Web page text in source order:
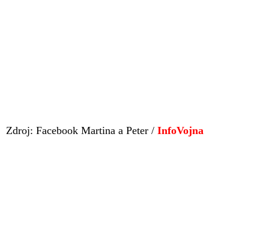
Zdroj: Facebook Martina a Peter / InfoVojna